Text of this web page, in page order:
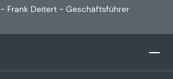
- Frank Deitert - Geschäftsführer